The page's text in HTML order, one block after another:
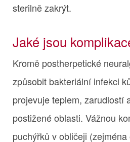
sterilně zakrýt.
Jaké jsou
Kromě postherpetické
způsobit bakteriální infekci
projevuje teplem, zarudlostí
postižené oblasti. Vážnou
puchýřků v obličeji